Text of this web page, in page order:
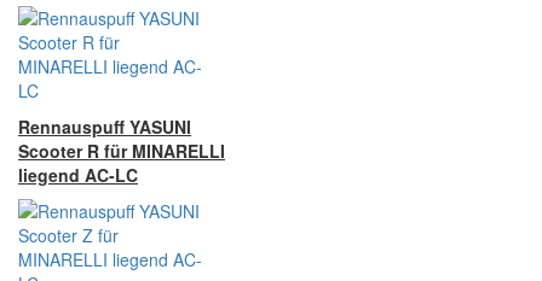
Rennauspuff YASUNI
Scooter R für MINARELLI
liegend AC-LC